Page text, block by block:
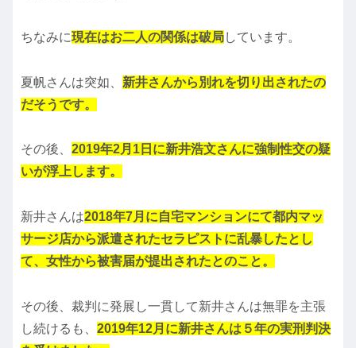
ちなみに現在はお二人の関係は破局しています。
夏帆さんは突如、 新井さんから別れを切り出されたの
だそうです。
その後、 2019年2月1日に新井浩文さんに強制性交の疑
いが浮上します。
新井さんは2018年7月に自宅マンションにて都内マッ
サージ店から派遣されたセラピストに乱暴したとし
て、女性から被害届が提出されたとのこと。
その後、裁判に発展し一貫して新井さんは無罪を主張
し続けるも、 2019年12月に新井さんは５年の実刑判決